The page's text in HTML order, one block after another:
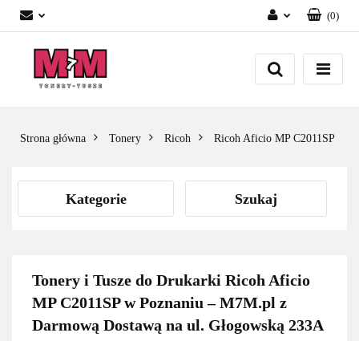
Zaloguj się
Załóż konto
(0)
Strona główna Tonery Ricoh Ricoh Aficio MP C2011SP
Kategorie Szukaj
Tonery i Tusze do Drukarki Ricoh Aficio
MP C2011SP w Poznaniu – M7M.pl z
Darmową Dostawą na ul. Głogowską 233A